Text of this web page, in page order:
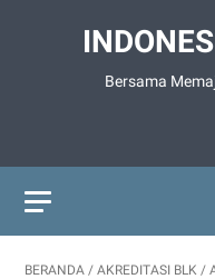
Bersama
BERANDA / AKREDITASI BLK /